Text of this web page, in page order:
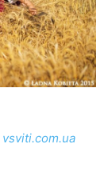
vsviti.com.ua